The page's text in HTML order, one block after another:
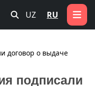
UZ RU
договор о выдаче
подписали